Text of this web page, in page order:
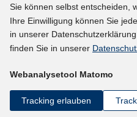
BlueSky
YouTube
LinkedIn
kununu
Netiquette
Sie können selbst entscheiden,
Ihre Einwilligung können Sie
in unserer
finden Sie in unserer
Webanalysetool Matomo
Tracking erlauben